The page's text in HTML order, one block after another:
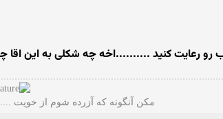
رو رعایت کنید ..........اخه چه شکلی به این اقا
مکن آنگونه که آزرده شوم از خویت